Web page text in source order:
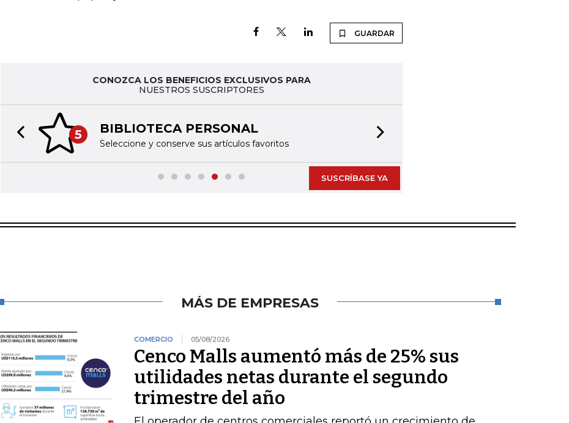
GUARDAR
CONOZCA LOS BENEFICIOS EXCLUSIVOS PARA
NUESTROS SUSCRIPTORES
5 BIBLIOTECA PERSONAL
Seleccione y conserve sus artículos favoritos
Previous slide
SUSCRÍBASE YA
MÁS DE EMPRESAS
COMERCIO 05/08/2026
Cenco Malls aumentó más de 25% sus
utilidades netas durante el segundo
trimestre del año